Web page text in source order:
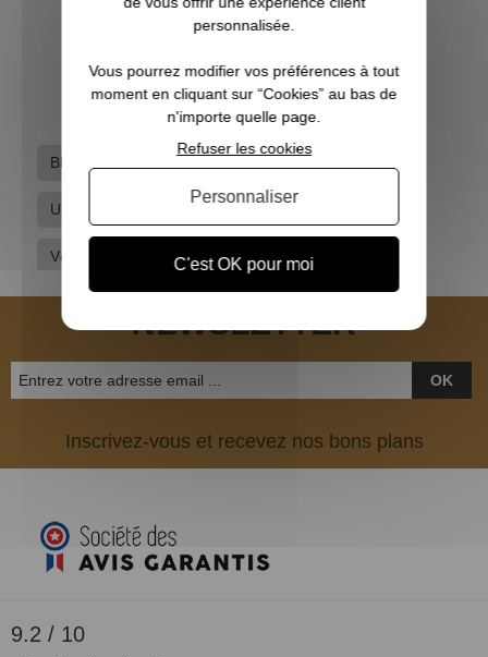
69,95 €
Blousons et Polaires
Univers de chasse
Vêtements hommes
NEWSLETTER
OK
Inscrivez-vous et recevez nos bons plans
9.2 / 10
personnalisée.
Vous pourrez modifier vos préférences à tout
moment en cliquant sur “Cookies” au bas de
n'importe quelle page.
C'est OK pour moi
Refuser les cookies
Personnaliser